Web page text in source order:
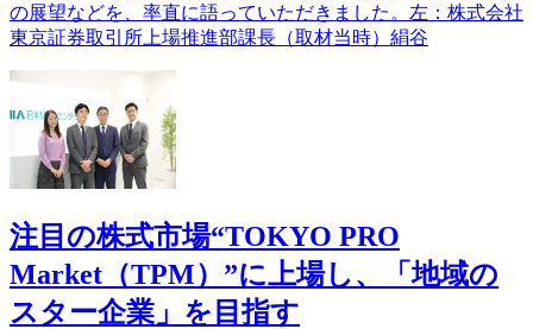
の展望などを、率直に語っていただきました。左：株式会社
東京証券取引所上場推進部課長（取材当時）絹谷
注目の株式市場“TOKYO PRO
Market（TPM）”に上場し、「地域の
スター企業」を目指す